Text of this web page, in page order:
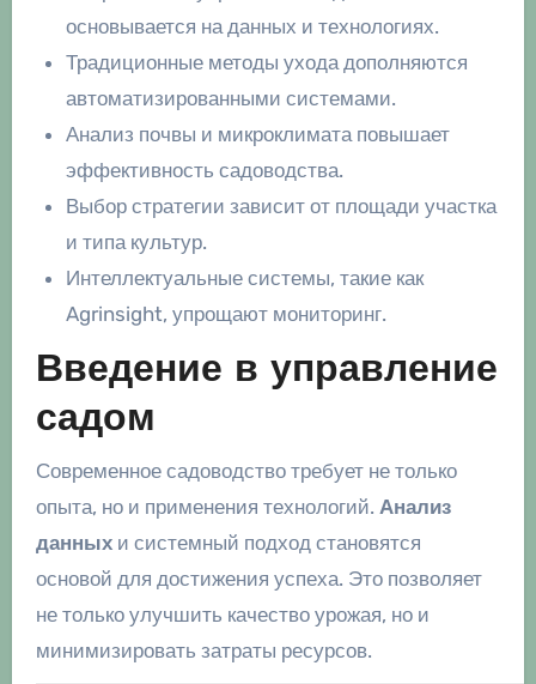
основывается на данных и технологиях.
Традиционные методы ухода дополняются
автоматизированными системами.
Анализ почвы и микроклимата повышает
эффективность садоводства.
Выбор стратегии зависит от площади участка
и типа культур.
Интеллектуальные системы, такие как
Agrinsight, упрощают мониторинг.
Введение в управление
садом
Современное садоводство требует не только
опыта, но и применения технологий. Анализ
данныхи системный подход становятся
основой для достижения успеха. Это позволяет
не только улучшить качество урожая, но и
минимизировать затраты ресурсов.